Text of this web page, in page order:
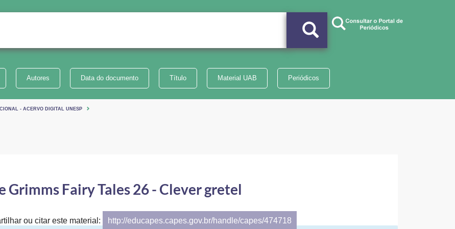
Autores Data do documento Título Material UAB Periódicos
- ACERVO DIGITAL UNESP
Grimms Fairy Tales 26 - Clever gretel
ou citar este material: http://educapes.capes.gov.br/handle/capes/474718